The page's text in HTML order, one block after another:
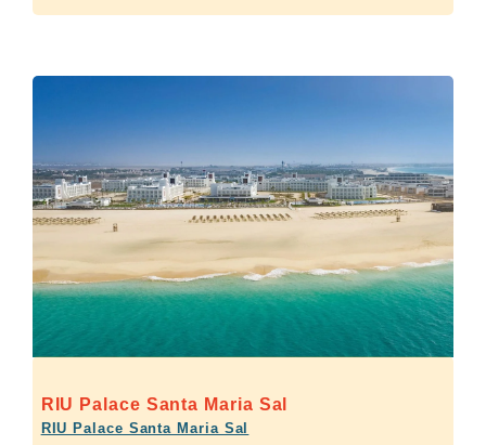
RIU Palace Santa Maria Sal
RIU Palace Santa Maria Sal